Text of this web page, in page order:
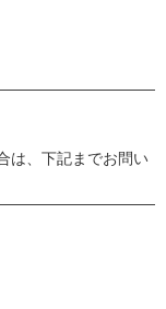
は、下記までお問い